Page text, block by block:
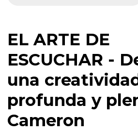
EL ARTE DE
ESCUCHAR -
una
profunda y
Cameron